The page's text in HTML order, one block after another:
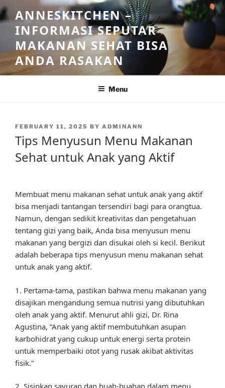
Skip
to
content
ANNESKITCHEN –
INFORMASI SEPUTAR
MAKANAN SEHAT BISA
ANDA RASAKAN
Menu
POSTED
ON
FEBRUARY 11, 2025 BY ADMINANN
Tips Menyusun Menu Makanan
Sehat untuk Anak yang Aktif
Membuat menu makanan sehat untuk anak yang aktif
bisa menjadi tantangan tersendiri bagi para orangtua.
Namun, dengan sedikit kreativitas dan pengetahuan
tentang gizi yang baik, Anda bisa menyusun menu
makanan yang bergizi dan disukai oleh si kecil. Berikut
adalah beberapa tips menyusun menu makanan sehat
untuk anak yang aktif.
1. Pertama-tama, pastikan bahwa menu makanan yang
disajikan mengandung semua nutrisi yang dibutuhkan
oleh anak yang aktif. Menurut ahli gizi, Dr. Rina
Agustina, “Anak yang aktif membutuhkan asupan
karbohidrat yang cukup untuk energi serta protein
untuk memperbaiki otot yang rusak akibat aktivitas
fisik.”